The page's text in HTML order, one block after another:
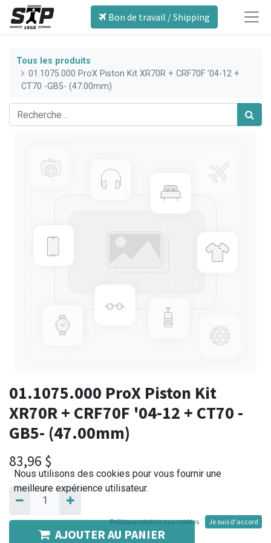
Bon de travail / Shipping
Tous les produits
01.1075.000 ProX Piston Kit XR70R + CRF70F '04-12 +
CT70 -GB5- (47.00mm)
01.1075.000 ProX Piston Kit
XR70R + CRF70F '04-12 + CT70 -
GB5- (47.00mm)
83,96 $
AJOUTER AU PANIER
Nous utilisons des cookies pour vous fournir une
meilleure expérience utilisateur.
Politique relative aux cookies Je suis d'accord